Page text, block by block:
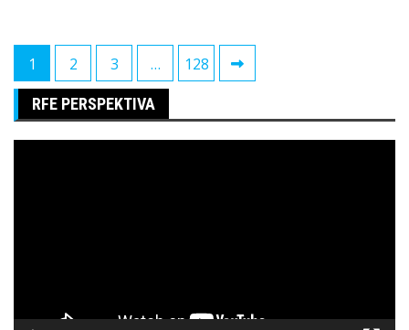
Paginacija
članaka
1 2 3 … 128
RFE PERSPEKTIVA